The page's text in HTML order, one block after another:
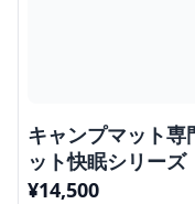
キャンプマット専
ット快眠シリーズ
¥14,500